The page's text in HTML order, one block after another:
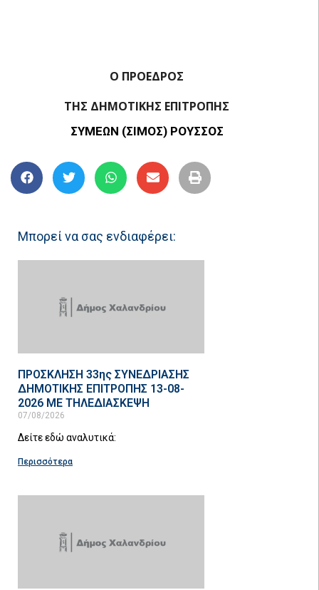
Ο ΠΡΟΕΔΡΟΣ
ΤΗΣ ΔΗΜΟΤΙΚΗΣ ΕΠΙΤΡΟΠΗΣ
ΣΥΜΕΩΝ (ΣΙΜΟΣ) ΡΟΥΣΣΟΣ
Μπορεί να σας ενδιαφέρει:
ΠΡΟΣΚΛΗΣΗ 33ης ΣΥΝΕΔΡΙΑΣΗΣ
ΔΗΜΟΤΙΚΗΣ ΕΠΙΤΡΟΠΗΣ 13-08-
2026 ΜΕ ΤΗΛΕΔΙΑΣΚΕΨΗ
07/08/2026
Δείτε εδώ αναλυτικά:
Περισσότερα